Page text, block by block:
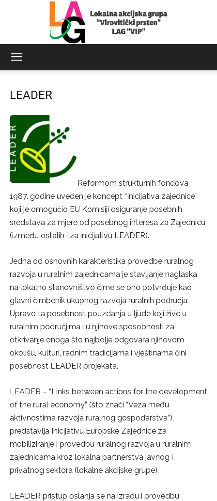
LEADER
Reformom strukturnih fondova
1987. godine uveden je koncept “Inicijativa zajednice”
koji je omogućio EU Komisiji osiguranje posebnih
sredstava za mjere od posebnog interesa za Zajednicu
(između ostalih i za inicijativu LEADER).
Jedna od osnovnih karakteristika provedbe ruralnog
razvoja u ruralnim zajednicama je stavljanje naglaska
na lokalno stanovništvo čime se ono potvrđuje kao
glavni čimbenik ukupnog razvoja ruralnih područja.
Upravo ta posebnost pouzdanja u ljude koji žive u
ruralnim područjima i u njihove sposobnosti za
otkrivanje onoga što najbolje odgovara njihovom
okolišu, kulturi, radnim tradicijama i vještinama čini
posebnost LEADER projekata.
LEADER – “Links between actions for the development
of the rural economy” (što znači “Veza među
aktivnostima razvoja ruralnog gospodarstva”),
predstavlja Inicijativu Europske Zajednice za
mobiliziranje i provedbu ruralnog razvoja u ruralnim
zajednicama kroz lokalna partnerstva javnog i
privatnog sektora (lokalne akcijske grupe).
LEADER pristup oslanja se na izradu i provedbu